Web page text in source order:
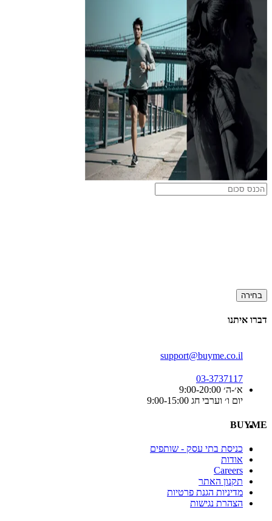
בחירה
דברו איתנו
support@buyme.co.il
03-3737117
א׳-ה׳ 9:00-20:00
יום ו׳ וערבי חג 9:00-15:00
BUYME
כניסת בתי עסק - שותפים
אודות
Careers
תקנון האתר
מדיניות הגנת פרטיות
הצהרת נגישות